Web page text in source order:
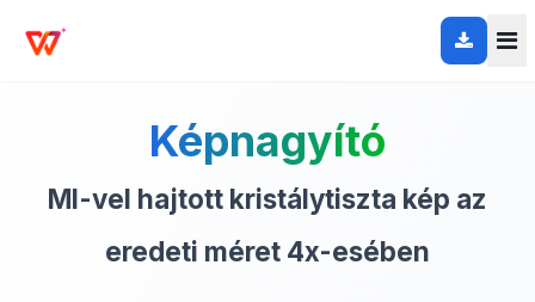
Képnagyító
MI-vel hajtott kristálytiszta kép az
eredeti méret 4x-esében